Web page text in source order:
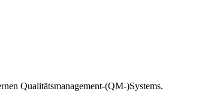
Qualitätsmanagement-(QM-)Systems.